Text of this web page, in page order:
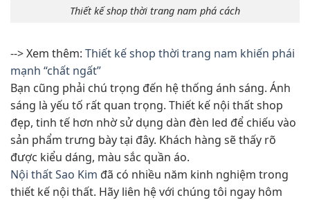
Thiết kế shop thời trang nam phá cách
--> Xem thêm: Thiết kế shop thời trang nam khiến phái
mạnh “chất ngất”
Bạn cũng phải chú trọng đến hệ thống ánh sáng. Ánh
sáng là yếu tố rất quan trọng. Thiết kế nội thất shop
đẹp, tinh tế hơn nhờ sử dụng dàn đèn led để chiếu vào
sản phẩm trưng bày tại đây. Khách hàng sẽ thấy rõ
được kiểu dáng, màu sắc quần áo.
Nội thất Sao Kim đã có nhiều năm kinh nghiệm trong
thiết kế nội thất. Hãy liên hệ với chúng tôi ngay hôm